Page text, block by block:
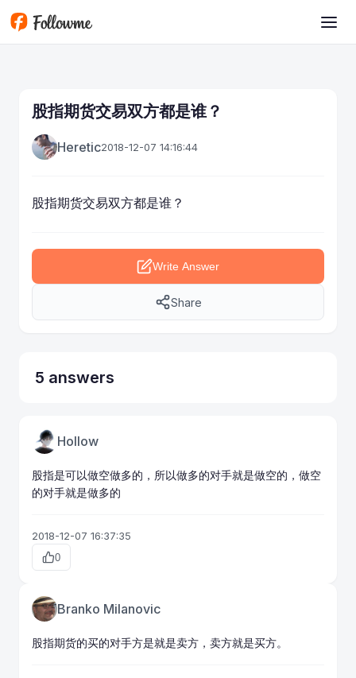
Skip to main content
股指期货交易双方都是谁？
Heretic2018-12-07 14:16:44
股指期货交易双方都是谁？
Write Answer
Share
5 answers
Hollow
股指是可以做空做多的，所以做多的对手就是做空的，做空
的对手就是做多的
2018-12-07 16:37:35
0
Branko Milanovic
股指期货的买的对手方是就是卖方，卖方就是买方。